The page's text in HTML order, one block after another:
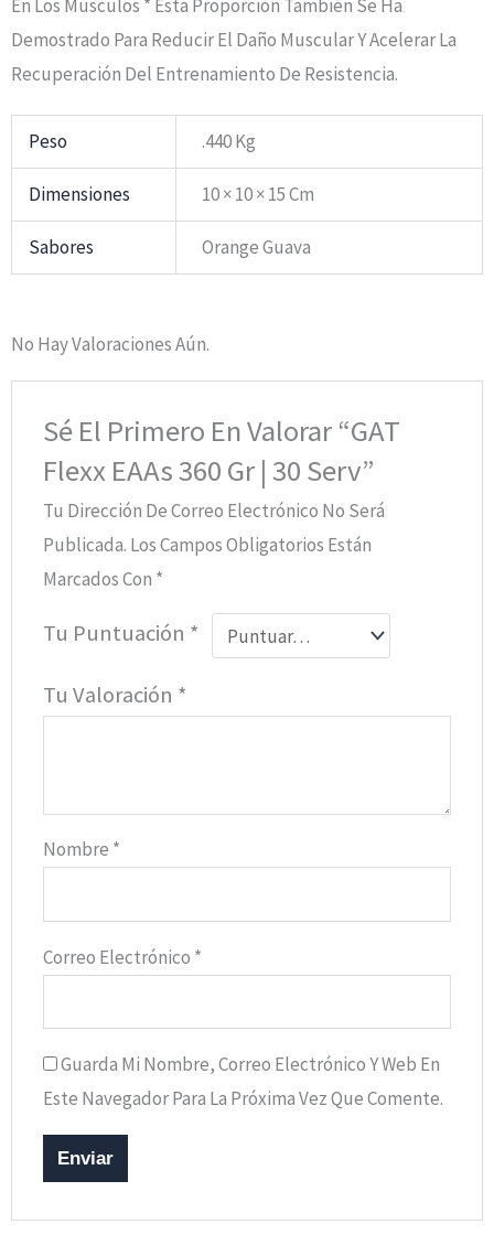
En Los Músculos * Esta Proporción También Se Ha
Demostrado Para Reducir El Daño Muscular Y Acelerar La
Recuperación Del Entrenamiento De Resistencia.
Peso .440 Kg
Dimensiones 10 × 10 × 15 Cm
Sabores Orange Guava
No Hay Valoraciones Aún.
Sé El Primero En Valorar “GAT
Flexx EAAs 360 Gr | 30 Serv”
Tu Dirección De Correo Electrónico No Será
Publicada. Los Campos Obligatorios Están
Marcados Con *
Tu Puntuación *
Tu Valoración *
Nombre *
Correo Electrónico *
Guarda Mi Nombre, Correo Electrónico Y Web En
Este Navegador Para La Próxima Vez Que Comente.